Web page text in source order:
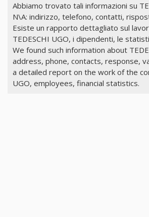
Abbiamo trovato tali informazioni su
N\A: indirizzo, telefono, contatti,
Esiste un rapporto dettagliato sul
TEDESCHI UGO, i dipendenti, le
We found such information about
address, phone, contacts, response,
a detailed report on the work of the
UGO, employees, financial statistics.